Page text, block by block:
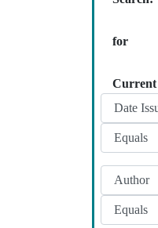
for
Current